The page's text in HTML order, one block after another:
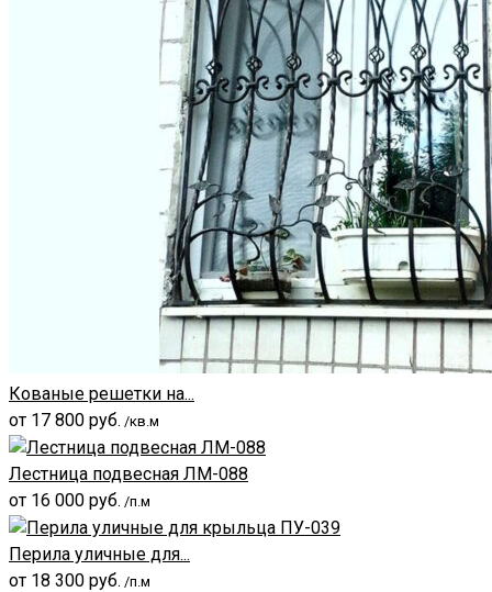
Кованые решетки на...
от 17 800 руб. /кв.м
Лестница подвесная ЛМ-088
от 16 000 руб. /п.м
Перила уличные для...
от 18 300 руб. /п.м